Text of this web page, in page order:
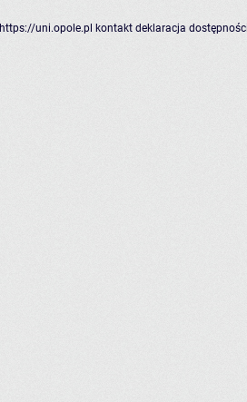
https://uni.opole.pl kontakt deklaracja